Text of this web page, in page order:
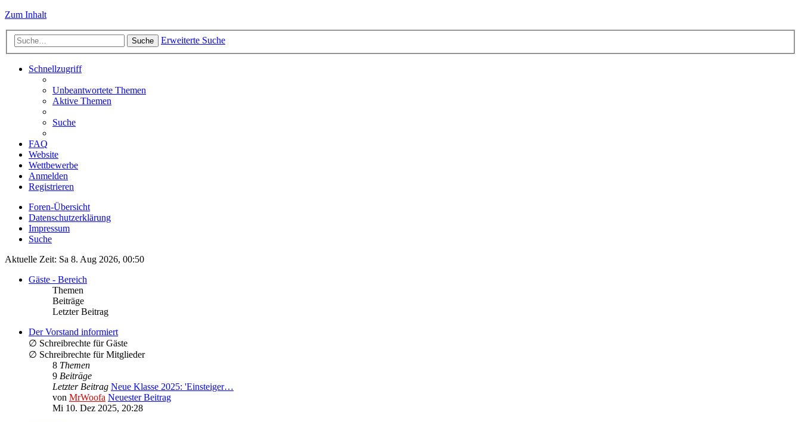
Zum Inhalt
Suche Erweiterte Suche
Schnellzugriff
Unbeantwortete Themen
Aktive Themen
Suche
FAQ
Website
Wettbewerbe
Anmelden
Registrieren
Foren-Übersicht
Datenschutzerklärung
Impressum
Suche
Aktuelle Zeit: Sa 8. Aug 2026, 00:50
Gäste - Bereich
Themen
Beiträge
Letzter Beitrag
Der Vorstand informiert
∅ Schreibrechte für Gäste
∅ Schreibrechte für Mitglieder
8 Themen
9 Beiträge
Letzter Beitrag Neue Klasse 2025: 'Einsteiger…
von MrWoofa Neuester Beitrag
Mi 10. Dez 2025, 20:28